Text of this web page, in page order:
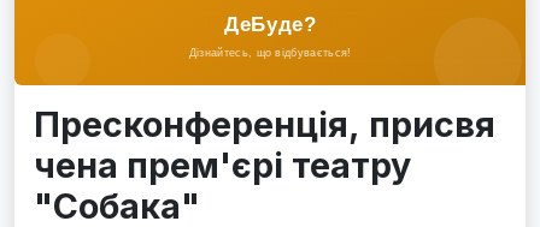
Пресконференція, присвя
чена прем'єрі театру
"Собака"